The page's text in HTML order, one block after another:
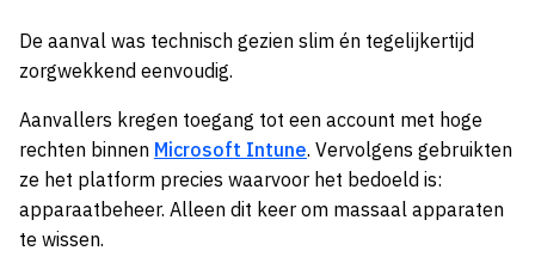
De aanval was technisch gezien slim én tegelijkertijd
zorgwekkend eenvoudig.
Aanvallers kregen toegang tot een account met hoge
rechten binnen Microsoft Intune. Vervolgens gebruikten
ze het platform precies waarvoor het bedoeld is:
apparaatbeheer. Alleen dit keer om massaal apparaten
te wissen.